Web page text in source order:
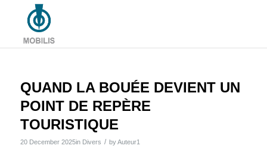
QUAND LA BOUÉE DEVIENT UN
POINT DE REPÈRE
TOURISTIQUE
20 December 2025in Divers / byAuteur1